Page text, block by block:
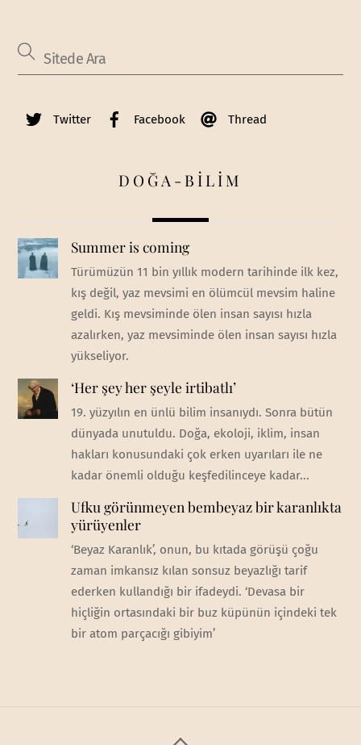
Twitter Facebook Thread
DOĞA-BİLİM
Summer is coming
Türümüzün 11 bin yıllık modern tarihinde ilk kez,
kış değil, yaz mevsimi en ölümcül mevsim haline
geldi. Kış mevsiminde ölen insan sayısı hızla
azalırken, yaz mevsiminde ölen insan sayısı hızla
yükseliyor.
‘Her şey her şeyle irtibatlı’
19. yüzyılın en ünlü bilim insanıydı. Sonra bütün
dünyada unutuldu. Doğa, ekoloji, iklim, insan
hakları konusundaki çok erken uyarıları ile ne
kadar önemli olduğu keşfedilinceye kadar...
Ufku görünmeyen bembeyaz bir karanlıkta
yürüyenler
‘Beyaz Karanlık’, onun, bu kıtada görüşü çoğu
zaman imkansız kılan sonsuz beyazlığı tarif
ederken kullandığı bir ifadeydi. ‘Devasa bir
hiçliğin ortasındaki bir buz küpünün içindeki tek
bir atom parçacığı gibiyim’